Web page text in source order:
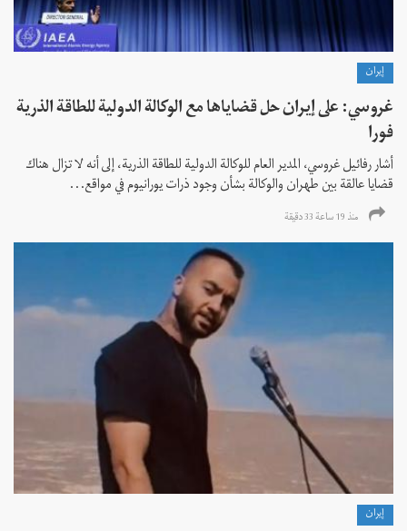
إيران
غروسي: على إيران حل قضاياها مع الوكالة الدولية للطاقة الذرية
فورا
أشار رفائيل غروسي، المدير العام للوكالة الدولية للطاقة الذرية، إلى أنه لا تزال هناك
قضايا عالقة بين طهران والوكالة بشأن وجود ذرات يورانيوم في مواقع...
منذ 19 ساعة 33 دقیقة
إيران